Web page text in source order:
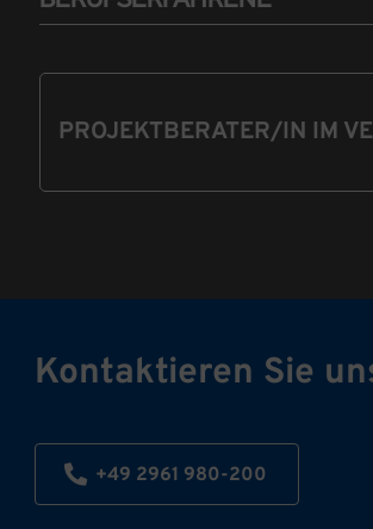
PROJEKTBERATER/IN IM
Kontaktieren Sie
+49 2961 980-200